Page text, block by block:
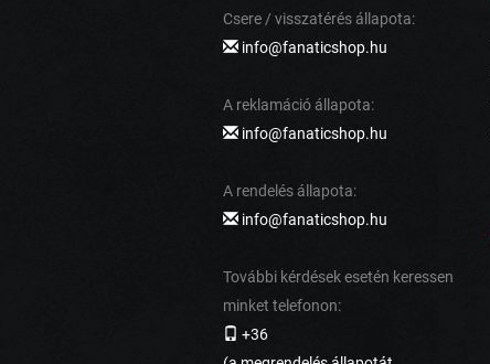
Csere / visszatérés állapota:
info@fanaticshop.hu
A reklamáció állapota:
info@fanaticshop.hu
A rendelés állapota:
info@fanaticshop.hu
További kérdések esetén keressen
minket telefonon:
+36